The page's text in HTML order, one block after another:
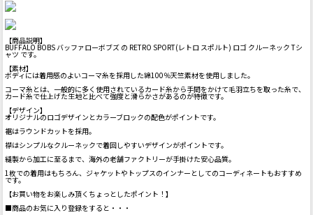
【商品説明】
BUFFALO BOBS バッファローボブズ の RETRO SPORT(レトロ スポルト) ロゴ クルーネック Tシ
ャツ です。
【素材】
ボディには着用感のよいコーマ糸を採用した綿100％天竺素材を使用しました。
コーマ糸とは、一般的に多く使用されているカード糸から手間をかけて毛羽立ちを取った糸で、
カード糸で仕上げた生地と比べて強度と滑らかさがあるのが特徴です。
【デザイン】
オリジナルのロゴデザインとカラーブロックの配色がポイントです。
裾はラウンドカットを採用。
襟はシンプルなクルーネックで着回しやすいデザインがポイントです。
縫製から加工に至るまで、海外の老舗ファクトリーが手掛けた安心品質。
1枚での着用はもちろん、ジャケットやトップスのインナーとしてのコーディネートもおすすめ
です。
【お買い物をお楽しみ頂くちょっとしたポイント！】
■商品のお気に入り登録をすると・・・